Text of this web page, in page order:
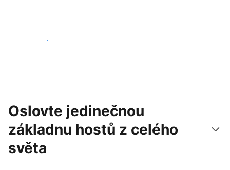
Začít ještě dnes
Oslovte jedinečnou
základnu hostů z celého
světa